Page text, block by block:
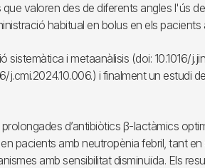
valoren des de diferents angles l'ús
habitual en bolus en els pacients
sistemàtica i metaanàlisis (doi: 10.1016/
j.cmi.2024.10.006.) i finalment un estudi
d’antibiòtics β-lactàmics
pacients amb neutropènia febril, tant
amb sensibilitat disminuïda. Els